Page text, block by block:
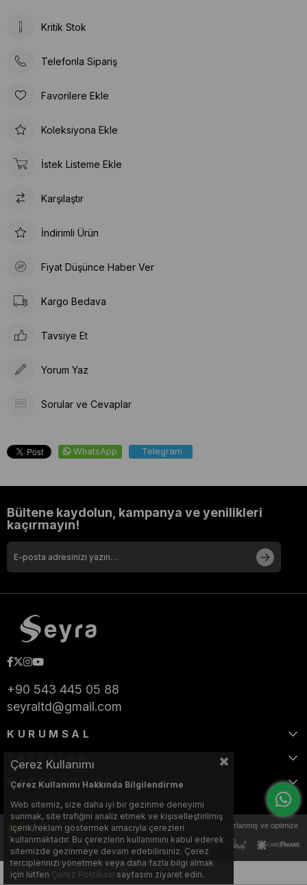
Kritik Stok
Telefonla Sipariş
Favorilere Ekle
Koleksiyona Ekle
İstek Listeme Ekle
Karşılaştır
İndirimli Ürün
Fiyat Düşünce Haber Ver
Kargo Bedava
Tavsiye Et
Yorum Yaz
Sorular ve Cevaplar
WhatsApp Telegram
Bültene kaydolun, kampanya ve yenilikleri
kaçırmayın!
+90 543 445 05 88
seyraltd@gmail.com
KURUMSAL
SAYFALAR
KATEGORİLER
Bu web sitesi, Nihat KILIÇARSLAN tarafından tasarlanmış ve optimize
edilmiştir.
Çerez Kullanımı
Çerez Kullanımı Hakkında Bilgilendirme
Web sitemiz, size daha iyi bir gezinme deneyimi
sunmak, site trafiğini analiz etmek ve kişiselleştirilmiş
içerik/reklam göstermek amacıyla çerezleri
kullanmaktadır. Bu çerezlerin kullanımını kabul ederek
sitemizde gezinmeye devam edebilirsiniz. Çerez
terciplerinizi yönetmek veya daha fazla bilgi almak
için lütfen Çerez Politikası sayfasını ziyaret edin.